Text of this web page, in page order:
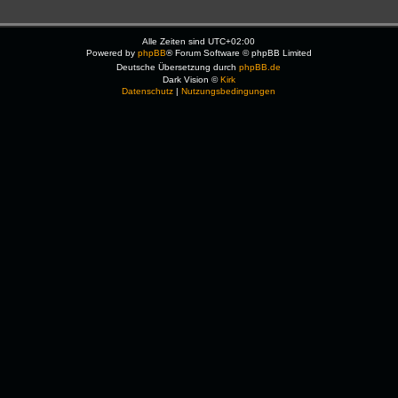
Alle Zeiten sindUTC+02:00
Powered by phpBB® Forum Software © phpBB Limited
Deutsche Übersetzung durchphpBB.de
Dark Vision ©Kirk
Datenschutz |Nutzungsbedingungen